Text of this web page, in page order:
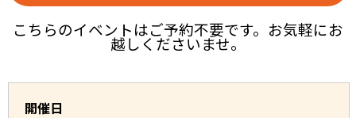
こちらのイベントはご予約不要です。お気軽にお
越しくださいませ。
開催日